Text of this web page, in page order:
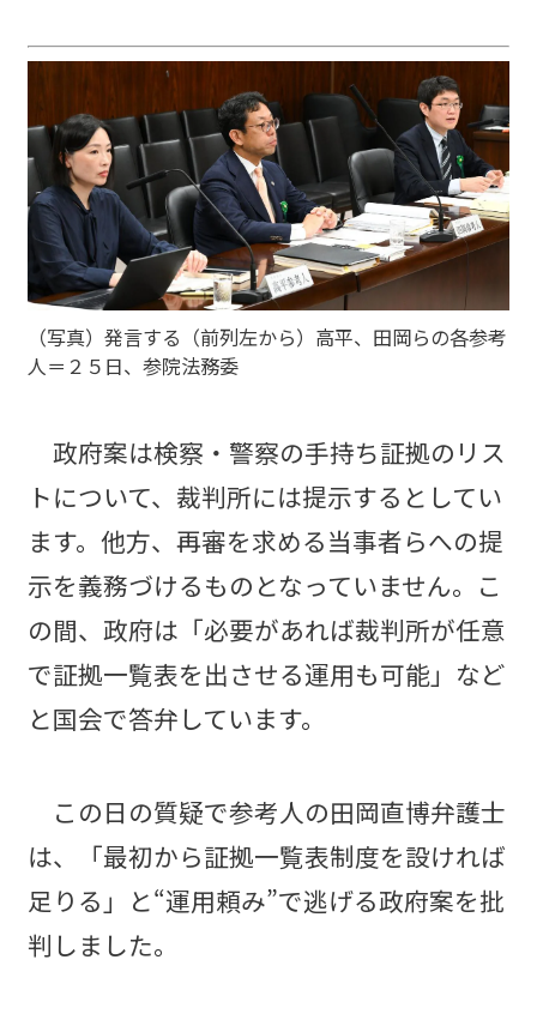
（写真）発言する（前列左から）高平、田岡らの各参考
人＝２５日、参院法務委
政府案は検察・警察の手持ち証拠のリス
トについて、裁判所には提示するとしてい
ます。他方、再審を求める当事者らへの提
示を義務づけるものとなっていません。こ
の間、政府は「必要があれば裁判所が任意
で証拠一覧表を出させる運用も可能」など
と国会で答弁しています。
この日の質疑で参考人の田岡直博弁護士
は、「最初から証拠一覧表制度を設ければ
足りる」と“運用頼み”で逃げる政府案を批
判しました。